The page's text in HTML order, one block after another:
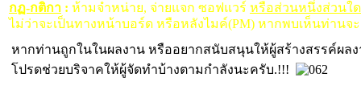
กฏ-กติกา : ห้ามจำหน่าย, จ่ายแจก ซอฟแวร์ หรือส่วนหนึ่งส่วนใ
ไม่ว่าจะเป็นทางหน้าบอร์ด หรือหลังไมค์(PM) หากพบเห็นท่านจ
หากท่านถูกในในผลงาน หรืออยากสนับสนุนให้ผู้สร้างสรรค์ผล
โปรดช่วยบริจาคให้ผู้จัดทำบ้างตามกำลังนะครับ.!!!